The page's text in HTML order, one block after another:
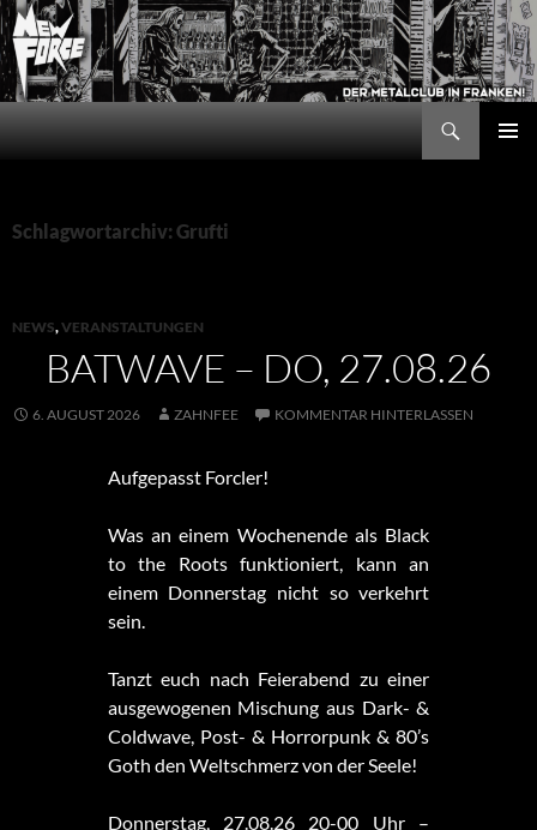
Zum
Inhalt
springen
New Force
Schlagwortarchiv: Grufti
NEWS,VERANSTALTUNGEN
BATWAVE – DO, 27.08.26
6. AUGUST 2026 ZAHNFEE KOMMENTAR HINTERLASSEN
Aufgepasst Forcler!
Was an einem Wochenende als Black
to the Roots funktioniert, kann an
einem Donnerstag nicht so verkehrt
sein.
Tanzt euch nach Feierabend zu einer
ausgewogenen Mischung aus Dark- &
Coldwave, Post- & Horrorpunk & 80’s
Goth den Weltschmerz von der Seele!
Donnerstag, 27.08.26 20-00 Uhr –